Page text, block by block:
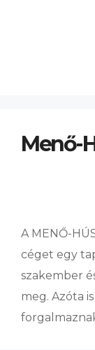
Menő-
A MENŐ-
céget egy
szakember
meg. Azóta